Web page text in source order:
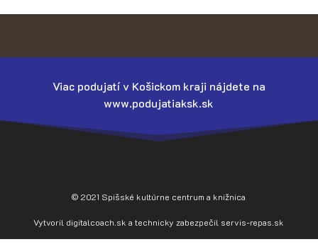
Viac podujatí v Košickom kraji nájdete na
www.podujatiaksk.sk
© 2021 Spišské kultúrne centrum a knižnica
Vytvoril digitalcoach.sk a technicky zabezpečil servis-repas.sk